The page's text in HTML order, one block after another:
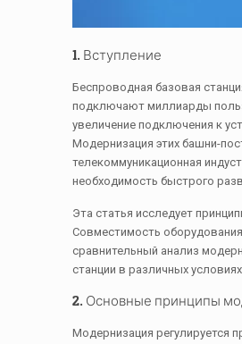
1. Вступление
Беспроводная базовая
подключают миллиарды
увеличение подключения к
Модернизация этих башни-
телекоммуникационная
необходимость быстрого
Эта статья исследует
Совместимость
сравнительный анализ
станции в различных
2. Основные принципы
Модернизация регулируется